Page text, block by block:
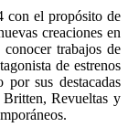
con el propósito de
creaciones en
trabajos de
de estrenos
sus destacadas
Revueltas y